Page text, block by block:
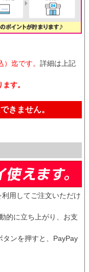
迄です。 詳細は上記
す。
きません。
用してご注文いただけ
的に立ち上がり、お支
タンを押すと、PayPay